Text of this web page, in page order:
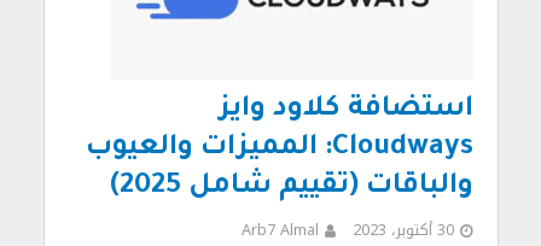
استضافة كلاود وايز
Cloudways: المميزات والعيوب
والباقات (تقييم شامل 2025)
30 أكتوبر، 2023 Arb7 Almal